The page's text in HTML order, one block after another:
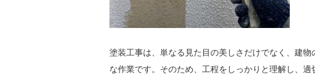
塗装工事は、単なる見た目の美しさだけでなく、建
な作業です。そのため、工程をしっかりと理解し、